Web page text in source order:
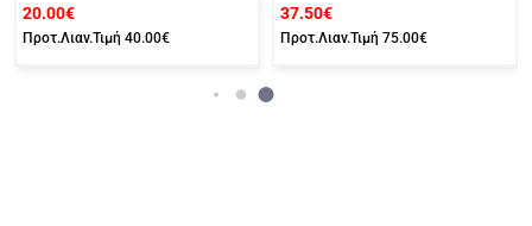
20.00€
Προτ.Λιαν.Τιμή 40.00€
37.50€
Προτ.Λιαν.Τιμή 75.00€